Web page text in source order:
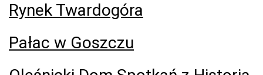
Rynek Twardogóra
Pałac w Goszczu